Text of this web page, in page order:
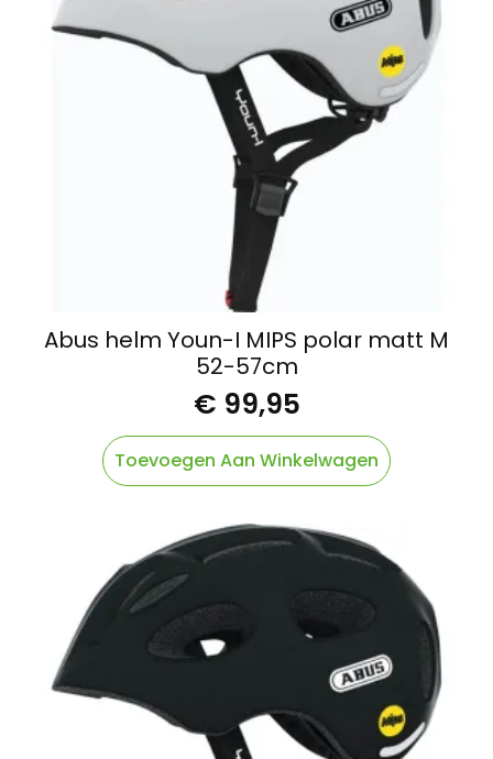
Abus helm Youn-I MIPS polar matt M
52-57cm
€ 99,95
Toevoegen Aan Winkelwagen